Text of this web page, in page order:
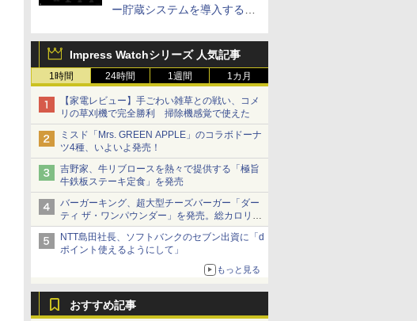
ー貯蔵システムを導入する計
Impress Watchシリーズ 人気記事
1時間 24時間 1週間 1カ月
【家電レビュー】手ごわい雑草との戦い、コメ
リの草刈機で完全勝利 掃除機感覚で使えた
ミスド「Mrs. GREEN APPLE」のコラボドーナ
ツ4種、いよいよ発売！
吉野家、牛リブロースを熱々で提供する「極旨
牛鉄板ステーキ定食」を発売
バーガーキング、超大型チーズバーガー「ダー
ティ ザ・ワンパウンダー」を発売。総カロリー
約1656kcal、総重量約527g！
NTT島田社長、ソフトバンクのセブン出資に「d
ポイント使えるようにして」
もっと見る
おすすめ記事